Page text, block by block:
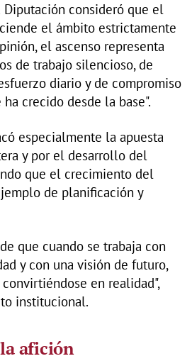
consideró que el
el ámbito estrictamente
el ascenso representa
de trabajo silencioso, de
diario y de compromiso
crecido desde la base".
especialmente la apuesta
y por el desarrollo del
que el crecimiento del
de planificación y
que cuando se trabaja con
y con una visión de futuro,
en realidad",
institucional.
afición